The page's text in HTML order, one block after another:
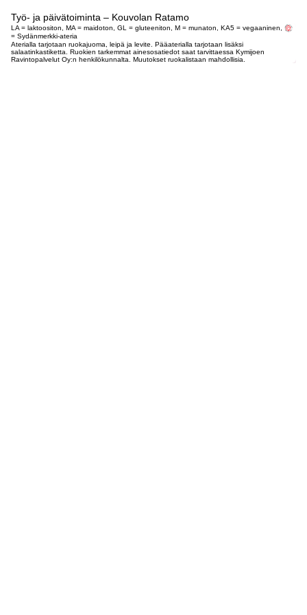
Työ- ja päivätoiminta – Kouvolan Ratamo
LA = laktoositon, MA = maidoton, GL = gluteeniton, M = munaton, KA5 = vegaaninen,
= Sydänmerkki-ateria
Aterialla tarjotaan ruokajuoma, leipä ja levite. Pääaterialla tarjotaan lisäksi
salaatinkastiketta. Ruokien tarkemmat ainesosatiedot saat tarvittaessa Kymijoen
Ravintopalvelut Oy:n henkilökunnalta. Muutokset ruokalistaan mahdollisia.